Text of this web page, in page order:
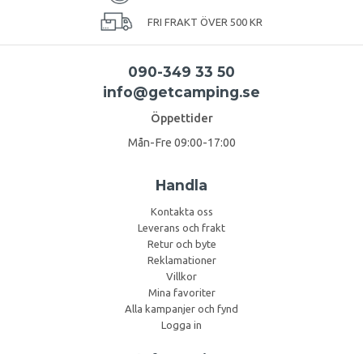
FRI FRAKT ÖVER 500 KR
090-349 33 50
info@getcamping.se
Öppettider
Mån-Fre 09:00-17:00
Handla
Kontakta oss
Leverans och frakt
Retur och byte
Reklamationer
Villkor
Mina favoriter
Alla kampanjer och fynd
Logga in